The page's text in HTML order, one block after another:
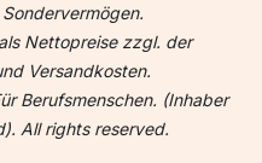
Nettopreise zzgl. der
Versandkosten.
Berufsmenschen. (Inhaber
All rights reserved.